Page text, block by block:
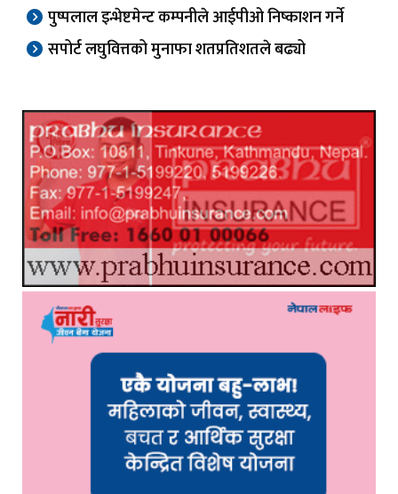
पुष्पलाल इन्भेष्टमेन्ट कम्पनीले आईपीओ निष्काशन गर्ने
सपोर्ट लघुवित्तको मुनाफा शतप्रतिशतले बढ्यो